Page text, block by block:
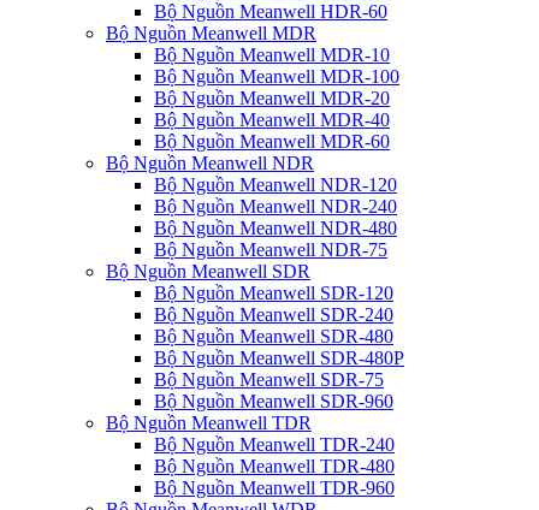
Bộ Nguồn Meanwell HDR-60
Bộ Nguồn Meanwell MDR
Bộ Nguồn Meanwell MDR-10
Bộ Nguồn Meanwell MDR-100
Bộ Nguồn Meanwell MDR-20
Bộ Nguồn Meanwell MDR-40
Bộ Nguồn Meanwell MDR-60
Bộ Nguồn Meanwell NDR
Bộ Nguồn Meanwell NDR-120
Bộ Nguồn Meanwell NDR-240
Bộ Nguồn Meanwell NDR-480
Bộ Nguồn Meanwell NDR-75
Bộ Nguồn Meanwell SDR
Bộ Nguồn Meanwell SDR-120
Bộ Nguồn Meanwell SDR-240
Bộ Nguồn Meanwell SDR-480
Bộ Nguồn Meanwell SDR-480P
Bộ Nguồn Meanwell SDR-75
Bộ Nguồn Meanwell SDR-960
Bộ Nguồn Meanwell TDR
Bộ Nguồn Meanwell TDR-240
Bộ Nguồn Meanwell TDR-480
Bộ Nguồn Meanwell TDR-960